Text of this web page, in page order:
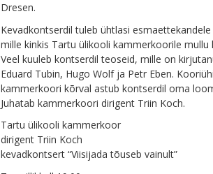
Dresen.
Kevadkontserdil tuleb ühtlasi
mille kinkis Tartu ülikooli kammerkoorile
Veel kuuleb kontserdil teoseid, mille on
Eduard Tubin, Hugo Wolf ja Petr Eben.
kammerkoori kõrval astub kontserdil oma
Juhatab kammerkoori dirigent Triin Koch.
Tartu ülikooli kammerkoor
dirigent Triin Koch
kevadkontsert “Viisijada tõuseb vainult”